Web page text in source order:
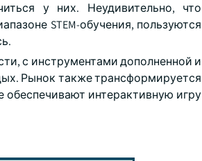
у них. Неудивительно, что
STEM-обучения, пользуются
с инструментами дополненной и
Рынок также трансформируется
обеспечивают интерактивную игру